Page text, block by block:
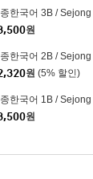
한국어 3B /
원
한국어 2B /
원 (5% 할인)
한국어 1B /
원